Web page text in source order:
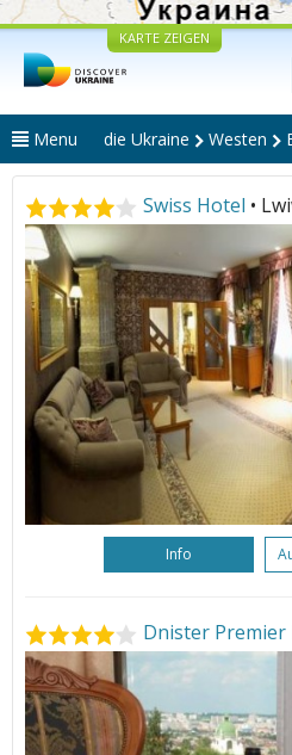
KARTE ZEIGEN
Menu die Ukraine Westen
Swiss Hotel •
Info
Dnister Premier